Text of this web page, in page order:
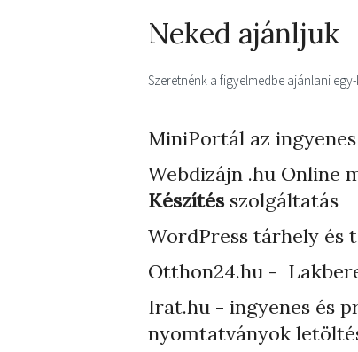
Neked ajánljuk
Szeretnénk a figyelmedbe ajánlani
MiniPortál az
Webdizájn .hu Online
Készítésszolgáltatás
WordPress tárhely és
Otthon24.hu -
Irat.hu - ingyenes és
nyomtatványok